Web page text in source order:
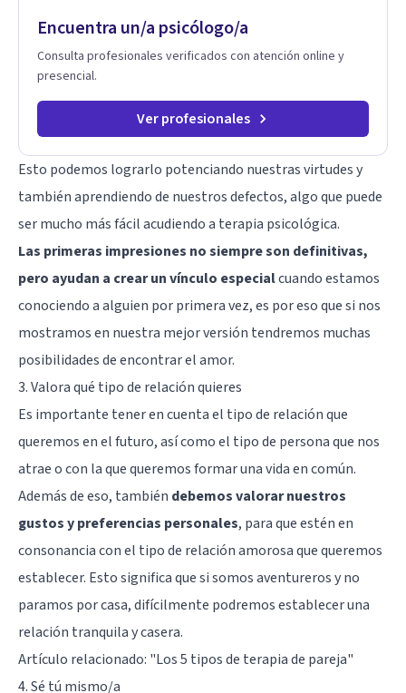
origen. Si buscas un proceso superficial, este no es el lugar.
raíz de lo que te ocurre, la Dra. Sandra Milena Jiménez Duque
es una de las mejores opciones para acompañarte. Porque
cuando sanas tu mundo interno, cambias tu forma de pensar,
Encuentra un/a psicólogo/a
Consulta profesionales verificados con atención online y
presencial.
Ver profesionales
Esto podemos lograrlo potenciando nuestras virtudes y
también aprendiendo de nuestros defectos, algo que puede
ser mucho más fácil acudiendo a terapia psicológica.
Las primeras impresiones no siempre son definitivas,
pero ayudan a crear un vínculo especialcuando estamos
conociendo a alguien por primera vez, es por eso que si nos
mostramos en nuestra mejor versión tendremos muchas
posibilidades de encontrar el amor.
3. Valora qué tipo de relación quieres
Es importante tener en cuenta el tipo de relación que
queremos en el futuro, así como el tipo de persona que nos
atrae o con la que queremos formar una vida en común.
Además de eso, también debemos valorar nuestros
gustos y preferencias personales, para que estén en
consonancia con el tipo de relación amorosa que queremos
establecer. Esto significa que si somos aventureros y no
paramos por casa, difícilmente podremos establecer una
relación tranquila y casera.
Artículo relacionado: "Los 5 tipos de terapia de pareja"
4. Sé tú mismo/a